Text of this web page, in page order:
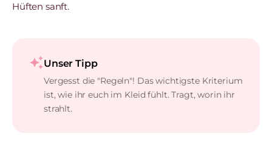
Hüften sanft.
auto_awesomeUnser Tipp
Vergesst die "Regeln"! Das wichtigste Kriterium
ist, wie ihr euch im Kleid fühlt. Tragt, worin ihr
strahlt.